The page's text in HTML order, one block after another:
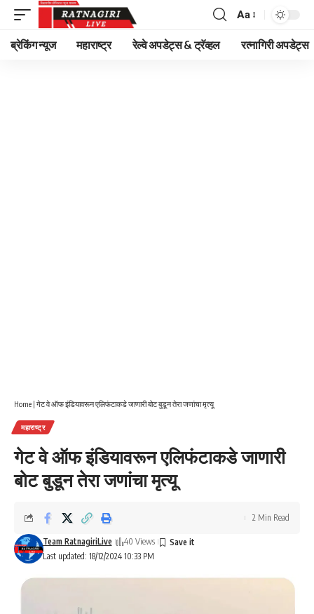
Font
Resizer
Aa
ब्रेकिंग न्यूज महाराष्ट्र रेल्वे अपडेट्स & ट्रॅव्हल रत्नागिरी अपडेट्स
Home | गेट वे ऑफ इंडियावरून एलिफंटाकडे जाणारी बोट बुडून तेरा जणांचा मृत्यू
महाराष्ट्र
गेट वे ऑफ इंडियावरून एलिफंटाकडे जाणारी
बोट बुडून तेरा जणांचा मृत्यू
Last updated: 18/12/2024 10:33 PM
Team RatnagiriLive 40 Views
2 Min Read